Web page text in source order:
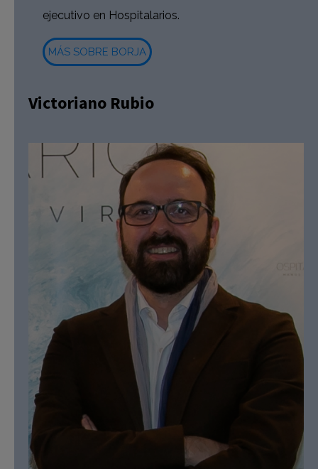
ejecutivo en Hospitalarios.
MÁS SOBRE BORJA
Victoriano Rubio